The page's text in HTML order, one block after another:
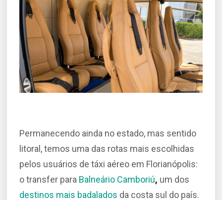
Permanecendo ainda no estado, mas sentido
litoral, temos uma das rotas mais escolhidas
pelos usuários de táxi aéreo em Florianópolis:
o transfer para Balneário Camboriú, um dos
destinos mais badalados da costa sul do país.